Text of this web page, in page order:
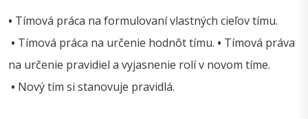
• Tímová práca na formulovaní vlastných cieľov tímu.
• Tímová práca na určenie hodnôt tímu. • Tímová práva
na určenie pravidiel a vyjasnenie rolí v novom tíme.
• Nový tím si stanovuje pravidlá.